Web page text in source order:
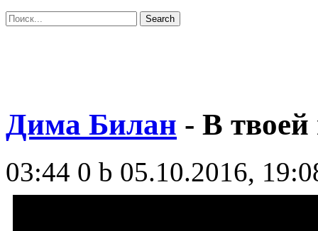
Дима Билан - В твоей
03:44 0 b 05.10.2016,